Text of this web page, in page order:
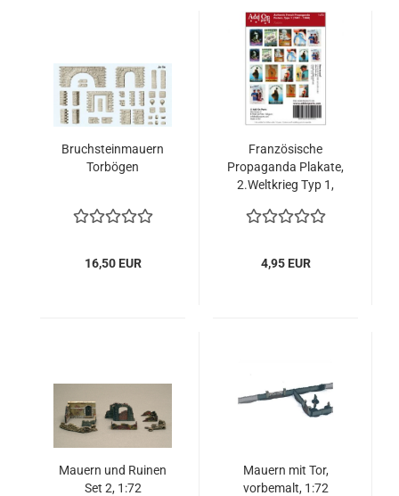
Bruchsteinmauern
Torbögen
16,50 EUR
Französische
Propaganda Plakate,
2.Weltkrieg Typ 1,
4,95 EUR
Mauern und Ruinen
Set 2, 1:72
Mauern mit Tor,
vorbemalt, 1:72